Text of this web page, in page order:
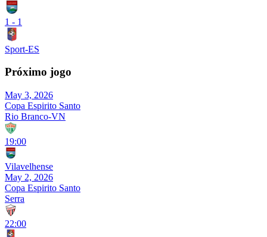
1 - 1
Sport-ES
Próximo jogo
May 3, 2026
Copa Espirito Santo
Rio Branco-VN
19:00
Vilavelhense
May 2, 2026
Copa Espirito Santo
Serra
22:00